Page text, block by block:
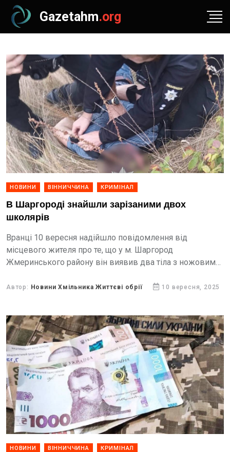
Gazetahm.org
НОВИНИ ВІННИЧЧИНА КРИМІНАЛ
В Шаргороді знайшли зарізаними двох
школярів
Вранці 10 вересня надійшло повідомлення від
місцевого жителя про те, що у м. Шаргород
Жмеринського району він виявив два тіла з ножовими
Автор: Новини Хмільника Життєві обрії 10 вересня, 2025
НОВИНИ ВІННИЧЧИНА КРИМІНАЛ